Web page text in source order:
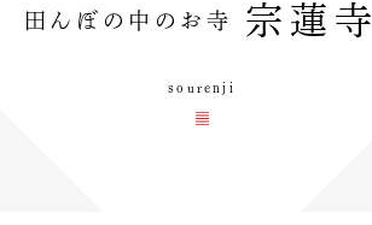
田んぼの中のお寺 宗蓮寺
sourenji